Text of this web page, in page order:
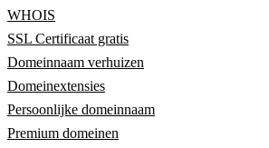
WHOIS
SSL Certificaat gratis
Domeinnaam verhuizen
Domeinextensies
Persoonlijke domeinnaam
Premium domeinen